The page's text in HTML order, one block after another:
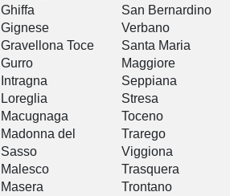
Ghiffa
Gignese
Gravellona Toce
Gurro
Intragna
Loreglia
Macugnaga
Madonna del
Sasso
Malesco
Masera
San Bernardino
Verbano
Santa Maria
Maggiore
Seppiana
Stresa
Toceno
Trarego
Viggiona
Trasquera
Trontano